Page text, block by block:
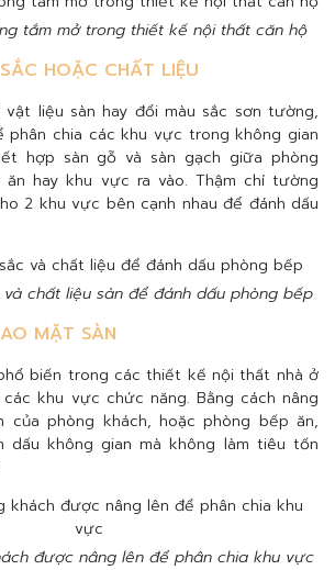
tắm mở trong thiết kế nội thất căn hộ
HOẶC CHẤT LIỆU
vật liệu sàn hay đổi màu sắc sơn tường,
chia các khu vực trong không gian
hợp sàn gỗ và sàn gạch giữa phòng
ăn hay khu vực ra vào. Thậm chí tường
2 khu vực bên cạnh nhau để đánh dấu
chất liệu sàn để đánh dấu phòng bếp
MẶT SÀN
biến trong các thiết kế nội thất nhà ở
khu vực chức năng. Bằng cách nâng
của phòng khách, hoặc phòng bếp ăn,
dấu không gian mà không làm tiêu tốn
được nâng lên để phân chia khu vực